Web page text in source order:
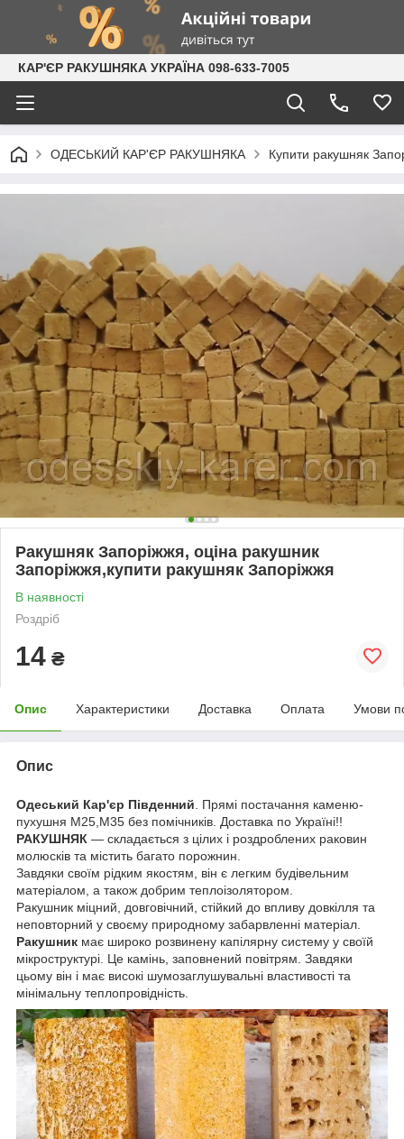
КАР'ЄР РАКУШНЯКА УКРАЇНА 098-633-7005
ОДЕСЬКИЙ КАР'ЄР РАКУШНЯКА Купити ракушняк
Ракушняк Запоріжжя, оціна ракушник
Запоріжжя,купити ракушняк Запоріжжя
В наявності
Роздріб
14 ₴
Опис Характеристики Доставка Оплата Умови
Опис
Одеський Кар'єр Південний . Прямі постачання каменю-
пухушня М25,М35 без помічників. Доставка по Україні!!
РАКУШНЯК — складається з цілих і роздроблених раковин
молюсків та містить багато порожнин.
Завдяки своїм рідким якостям, він є легким будівельним
матеріалом, а також добрим теплоізолятором.
Ракушник міцний, довговічний, стійкий до впливу довкілля та
неповторний у своєму природному забарвленні матеріал.
Ракушник має широко розвинену капілярну систему у своїй
мікроструктурі. Це камінь, заповнений повітрям. Завдяки
цьому він і має високі шумозаглушувальні властивості та
мінімальну теплопровідність.